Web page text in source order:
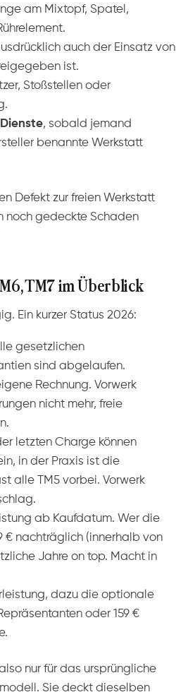
am Mixtopf, Spatel,
auch der Einsatz von
ist.
Stoßstellen oder
, sobald jemand
benannte Werkstatt
Defekt zur freien Werkstatt
noch gedeckte Schaden
TM7 im Überblick
Ein kurzer Status 2026:
gesetzlichen
sind abgelaufen.
Rechnung. Vorwerk
nicht mehr, freie
letzten Charge können
in der Praxis ist die
alle TM5 vorbei. Vorwerk
ab Kaufdatum. Wer die
€ nachträglich (innerhalb von
Jahre on top. Macht in
dazu die optionale
oder 159 €
nur für das ursprüngliche
Sie deckt dieselben